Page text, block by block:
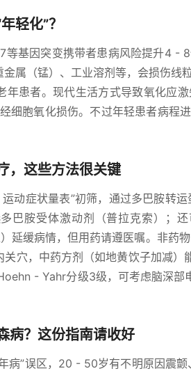
轻化”？
等基因突变携带者患病风险提升4 -
属（锰）、工业溶剂等，会损伤线
年患者。现代生活方式导致氧化应
经细胞氧化损伤。不过年轻患者病
，这些方法很关键
动症状量表”初筛，通过多巴胺转
巴胺受体激动剂（普拉克索）；
延缓病情，但用药请遵医嘱。非药
穴，中药方剂（如地黄饮子加减
- Yahr分级3级，可考虑脑深
病？这份指南请收好
病”误区，20 - 50岁有不明原因震